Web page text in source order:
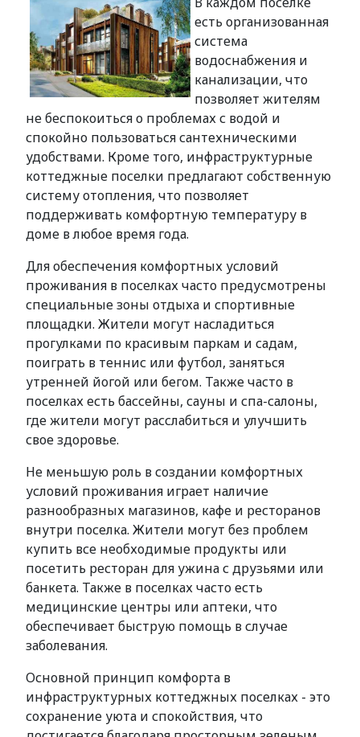
есть организованная
система
водоснабжения и
канализации, что
позволяет жителям
не беспокоиться о проблемах с водой и
спокойно пользоваться сантехническими
удобствами. Кроме того, инфраструктурные
коттеджные поселки предлагают собственную
систему отопления, что позволяет
поддерживать комфортную температуру в
доме в любое время года.
Для обеспечения комфортных условий
проживания в поселках часто предусмотрены
специальные зоны отдыха и спортивные
площадки. Жители могут насладиться
прогулками по красивым паркам и садам,
поиграть в теннис или футбол, заняться
утренней йогой или бегом. Также часто в
поселках есть бассейны, сауны и спа-салоны,
где жители могут расслабиться и улучшить
свое здоровье.
Не меньшую роль в создании комфортных
условий проживания играет наличие
разнообразных магазинов, кафе и ресторанов
внутри поселка. Жители могут без проблем
купить все необходимые продукты или
посетить ресторан для ужина с друзьями или
банкета. Также в поселках часто есть
медицинские центры или аптеки, что
обеспечивает быструю помощь в случае
заболевания.
Основной принцип комфорта в
инфраструктурных коттеджных поселках - это
сохранение уюта и спокойствия, что